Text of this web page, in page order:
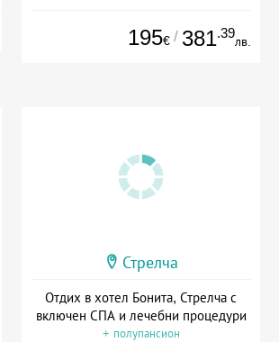
195€ / 381.39
лв.
Стрелча
Отдих в хотел Бонита, Стрелча с
включен СПА и лечебни процедури
+ полупансион